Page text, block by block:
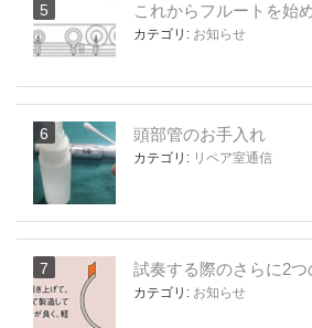
これからフルートを始
カテゴリ: お知らせ
頭部管のお手入れ
カテゴリ: リペア室通信
試奏する際のさらに2つ
カテゴリ: お知らせ